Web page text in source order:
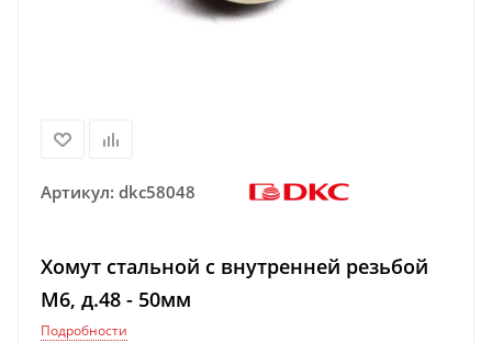
Артикул: dkc58048
Хомут стальной с внутренней резьбой
М6, д.48 - 50мм
Подробности